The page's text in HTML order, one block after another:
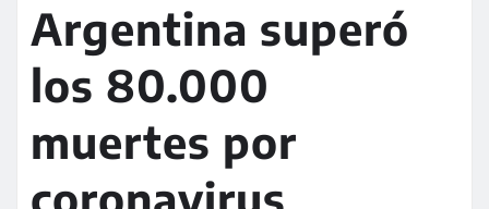
Argentina superó
los 80.000
muertes por